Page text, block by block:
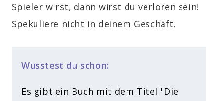
Spieler wirst, dann wirst du verloren sein!
Spekuliere nicht in deinem Geschäft.
Wusstest du schon:
Es gibt ein Buch mit dem Titel "Die